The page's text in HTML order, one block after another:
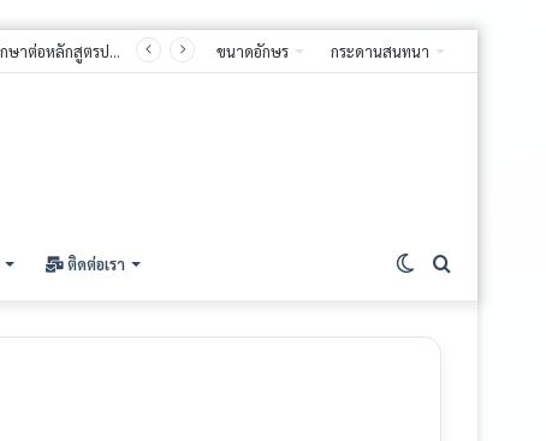
ขนาดอักษร กระดานสนทนา
ติดต่อเรา Switch
skin